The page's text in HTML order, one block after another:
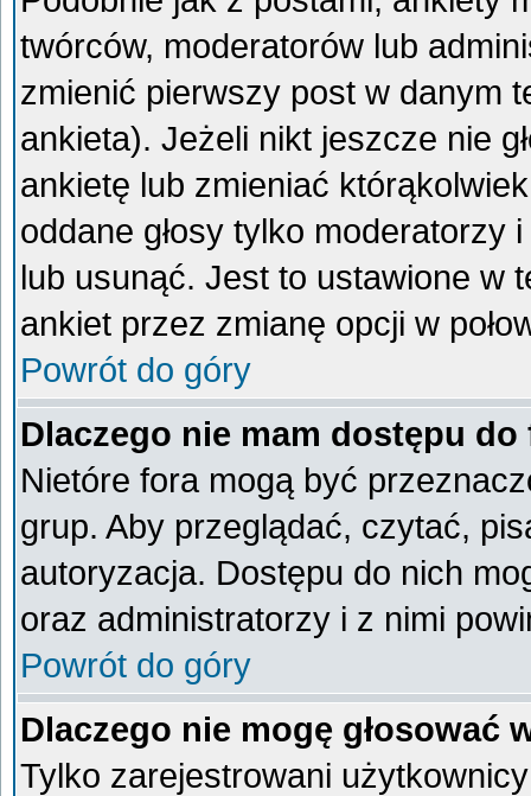
twórców, moderatorów lub
zmienić pierwszy post w danym
ankieta). Jeżeli nikt jeszcze nie
ankietę lub zmieniać
oddane głosy tylko moderatorzy
lub usunąć. Jest to ustawione w
ankiet przez zmianę opcji w
Powrót do góry
Dlaczego nie mam dostępu
Nietóre fora mogą być
grup. Aby przeglądać, czytać,
autoryzacja. Dostępu do nich
oraz administratorzy i z nimi
Powrót do góry
Dlaczego nie mogę głosować
Tylko zarejestrowani